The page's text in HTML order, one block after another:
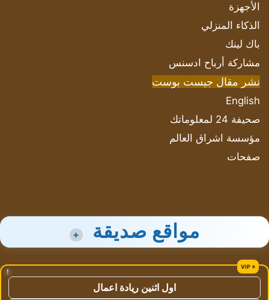
الأجهزة
الذكاء المنزلي
باك لينك
مشاركة أرباح ادسنس
نشر مقال جيست بوست
English
صحيفة 24 لمعلوماتك
مؤسسة اشراق العالم
صفحات
مواقع صديقة +
!
اول اثنين ريادة اعمال